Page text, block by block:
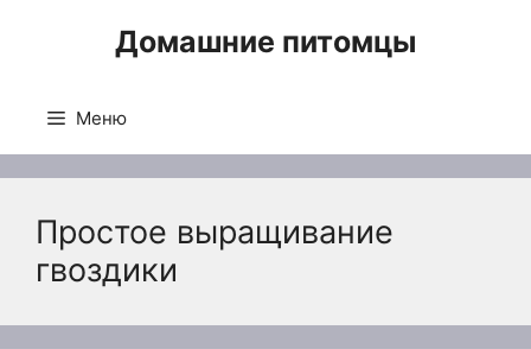
Домашние питомцы
Меню
Простое выращивание
гвоздики